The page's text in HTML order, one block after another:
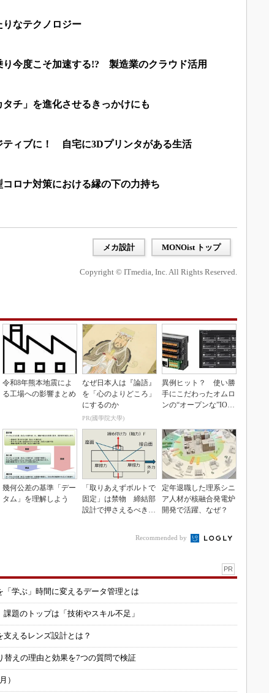
なテクノロジー
り今度こそ加速する!? 製造業のクラウド活用
チ」を進化させるきっかけにも
ティブに！ 自宅に3Dプリンタがある生活
ロナ対策における縁の下の力持ち
メカ設計 MONOist トップ
Copyright © ITmedia, Inc. All Rights Reserved.
令和8年熊本地震によ
る工場への影響まとめ
なぜ日本人は『論語』
を「心のよりどころ」
にするのか
PR(國學院大學)
異例ヒット？ 使い勝
手にこだわったオムロ
ンの“オープンな”IO-L
幾何公差の基準「デー
タム」を理解しよう
「取りあえずボルトで
固定」は禁物 締結部
設計で押さえるべき基
定年退職した理系シニ
ア人材が核融合発電炉
開発で活躍、なぜ？
Recommended by
PR
学ぶ」時間に変えるデータ管理とは
題のトップは「技術やスキル不足」
えるレンズ設計とは？
えの理由と効果を7つの質問で検証
）